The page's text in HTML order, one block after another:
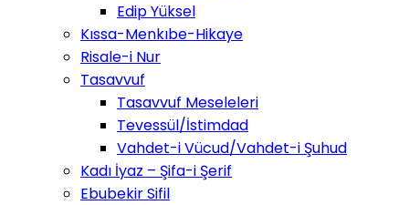
Edip Yüksel
Kıssa-Menkıbe-Hikaye
Risale-i Nur
Tasavvuf
Tasavvuf Meseleleri
Tevessül/İstimdad
Vahdet-i Vücud/Vahdet-i Şuhud
Kadı İyaz – Şifa-i Şerif
Ebubekir Sifil